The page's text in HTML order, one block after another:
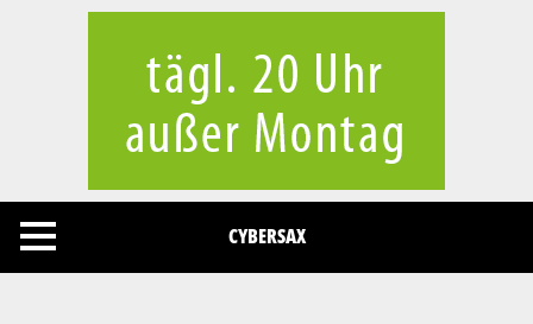
CYBERSAX
Cookies management panel